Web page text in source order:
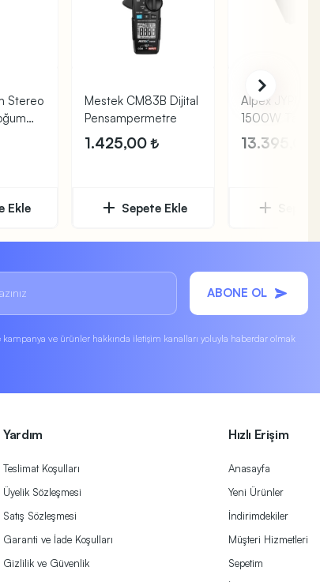
Stereo
Ekle
Mestek CM83B Dijital
Pensampermetre
1.425,00
Sepete Ekle
Alpex JYPU-
1500W Tam
UPS İnvertör
13.395,00
ABONE OL
kampanya ve ürünler hakkında iletişim kanalları yoluyla haberdar olmak
Yardım
Teslimat Koşulları
Üyelik Sözleşmesi
Satış Sözleşmesi
Garanti ve İade Koşulları
Gizlilik ve Güvenlik
Hızlı Erişim
Anasayfa
Yeni Ürünler
İndirimdekiler
Müşteri Hizmetleri
Sepetim